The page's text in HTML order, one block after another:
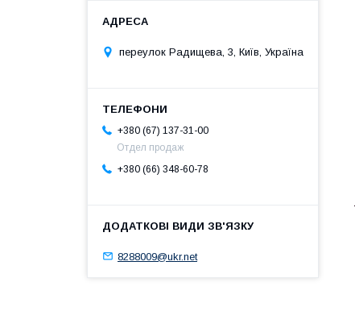
переулок Радищева, 3, Київ, Україна
+380 (67) 137-31-00
Отдел продаж
+380 (66) 348-60-78
8288009@ukr.net